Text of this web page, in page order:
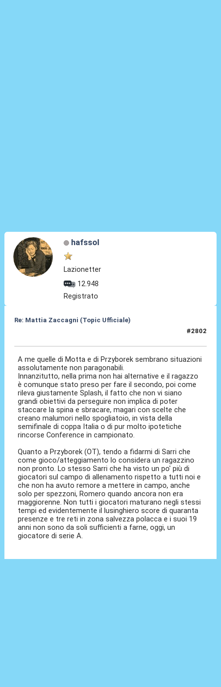
hafssol
Lazionetter
12.948
Registrato
Re: Mattia Zaccagni (Topic Ufficiale)
#2802
A me quelle di Motta e di Przyborek sembrano situazioni
assolutamente non paragonabili.
Innanzitutto, nella prima non hai alternative e il ragazzo
è comunque stato preso per fare il secondo, poi come
rileva giustamente Splash, il fatto che non vi siano
grandi obiettivi da perseguire non implica di poter
staccare la spina e sbracare, magari con scelte che
creano malumori nello spogliatoio, in vista della
semifinale di coppa Italia o di pur molto ipotetiche
rincorse Conference in campionato.
Quanto a Przyborek (OT), tendo a fidarmi di Sarri che
come gioco/atteggiamento lo considera un ragazzino
non pronto. Lo stesso Sarri che ha visto un po' più di
giocatori sul campo di allenamento rispetto a tutti noi e
che non ha avuto remore a mettere in campo, anche
solo per spezzoni, Romero quando ancora non era
maggiorenne. Non tutti i giocatori maturano negli stessi
tempi ed evidentemente il lusinghiero score di quaranta
presenze e tre reti in zona salvezza polacca e i suoi 19
anni non sono da soli sufficienti a farne, oggi, un
giocatore di serie A.